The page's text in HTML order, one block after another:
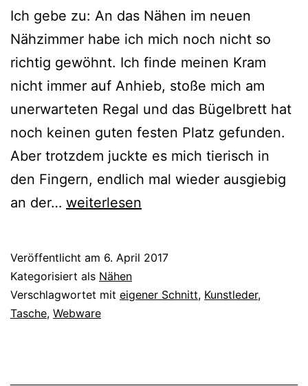
Ich gebe zu: An das Nähen im neuen
Nähzimmer habe ich mich noch nicht so
richtig gewöhnt. Ich finde meinen Kram
nicht immer auf Anhieb, stoße mich am
unerwarteten Regal und das Bügelbrett hat
noch keinen guten festen Platz gefunden.
Aber trotzdem juckte es mich tierisch in
den Fingern, endlich mal wieder ausgiebig
an der… {genäht}
nach
eigenem
Schnitt
weiterlesen
Veröffentlicht am 6. April 2017
Kategorisiert als Nähen
Verschlagwortet mit eigener Schnitt, Kunstleder,
Tasche, Webware